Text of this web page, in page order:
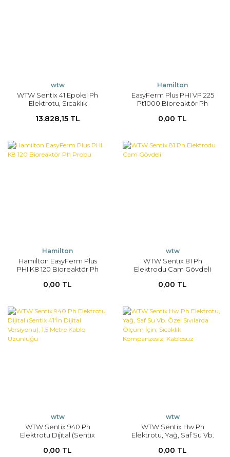
wtw
WTW Sentix 41 Epoksi Ph
Elektrotu, Sıcaklık
13.828,15 TL
Hamilton
EasyFerm Plus PHI VP 225
Pt1000 Bioreaktör Ph
0,00 TL
Hamilton
Hamilton EasyFerm Plus
PHI K8 120 Bioreaktör Ph
0,00 TL
wtw
WTW Sentix 81 Ph
Elektrodu Cam Gövdeli
0,00 TL
wtw
WTW Sentix 940 Ph
Elektrotu Dijital (Sentix
Metre Kablo Uzunluğu
0,00 TL
wtw
WTW Sentix Hw Ph
Elektrotu, Yağ, Saf Su Vb.
Sıcaklık Kompanzesiz,
0,00 TL